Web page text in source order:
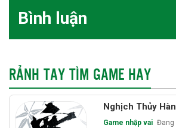
Bình luận
RẢNH TAY TÌM GAME HAY
Nghịch Thủy
Game nhập vai Đang